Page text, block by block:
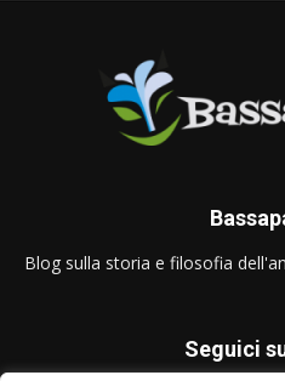
Blog sulla storia e filosofia
Seguici